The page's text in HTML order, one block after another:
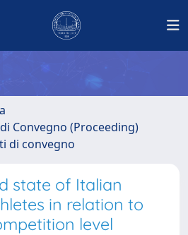
Convegno (Proceeding)
di convegno
state of Italian
in relation to
level